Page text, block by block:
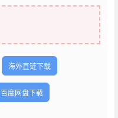
海外直链下载
百度网盘下载